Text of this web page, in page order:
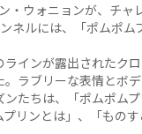
・ウォニョンが、チャ
ネルには、「ポムポ
インが露出されたク
ラブリーな表情とボ
たちは、「ポムポム
リンとは」、「もの